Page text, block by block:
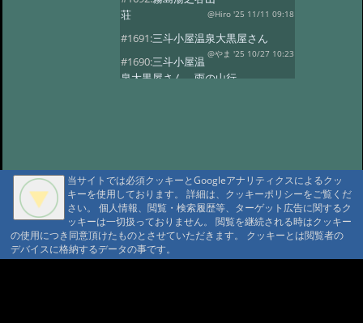
荘
@Hiro '25 11/11 09:18
#1691:三斗小屋温泉大黒屋さん
@やま '25 10/27 10:23
#1690:三斗小屋温
泉大黒屋さん 雨の山行
#1686:何度でも行きたい宿 三斗小屋
温泉大黒屋
@府中のぼる '25 10/17 08:55
#1685:最高のお風呂 三斗小屋温泉大
黒屋
@Naotan '25 10/12 09:11
#1684:お湯良し、ご飯良し、人良し
当サイトでは必須クッキーとGoogleアナリティクスによるクッ
キーを使用しております。 詳細は、クッキーポリシーをご覧くだ
さい。 個人情報、閲覧・検索履歴等、ターゲット広告に関するク
ッキーは一切扱っておりません。 閲覧を継続される時はクッキー
の使用につき同意頂けたものとさせていただきます。 クッキーとは閲覧者の
デバイスに格納するデータの事です。